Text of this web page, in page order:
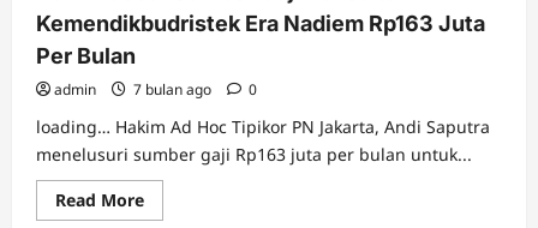
Kemendikbudristek Era Nadiem Rp163 Juta
Per Bulan
admin 7 bulan ago 0
loading… Hakim Ad Hoc Tipikor PN Jakarta, Andi Saputra
menelusuri sumber gaji Rp163 juta per bulan untuk...
Read MoreRead
more